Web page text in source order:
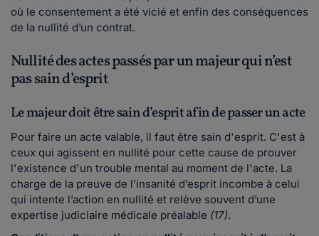
où le consentement a été vicié et enfin des conséquences
de la nullité d’un contrat.
Nullité des actes passés par un majeur qui n’est
pas sain d’esprit
Le majeur doit être sain d’esprit afin de passer un acte
Pour faire un acte valable, il faut être sain d'esprit. C'est à
ceux qui agissent en nullité pour cette cause de prouver
l'existence d'un trouble mental au moment de l'acte. La
charge de la preuve de l’insanité d’esprit incombe à celui
qui intente l’action en nullité et relève souvent d’une
expertise judiciaire médicale préalable (17).